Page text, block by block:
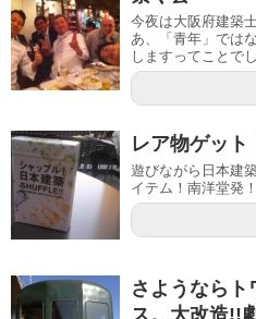
今夜は大阪府建築
あ、「青年」では
しますってことで
レア物ゲット
遊びながら日本建
イテム！南洋堂発！
さようならト